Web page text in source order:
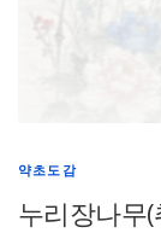
약초도감
누리장나무